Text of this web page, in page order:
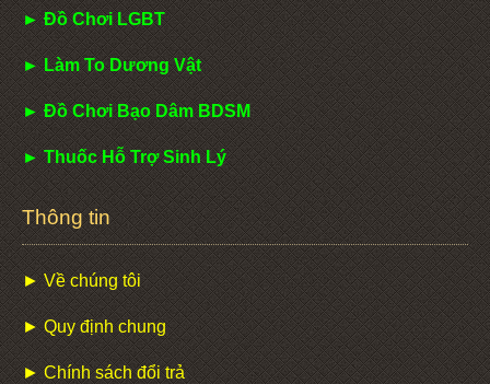
► Đồ Chơi LGBT
► Làm To Dương Vật
► Đồ Chơi Bạo Dâm BDSM
► Thuốc Hỗ Trợ Sinh Lý
Thông tin
► Về chúng tôi
► Quy định chung
► Chính sách đổi trả